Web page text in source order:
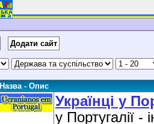
Додати сайт
Назва - Опис
Українці у
у Португалії -